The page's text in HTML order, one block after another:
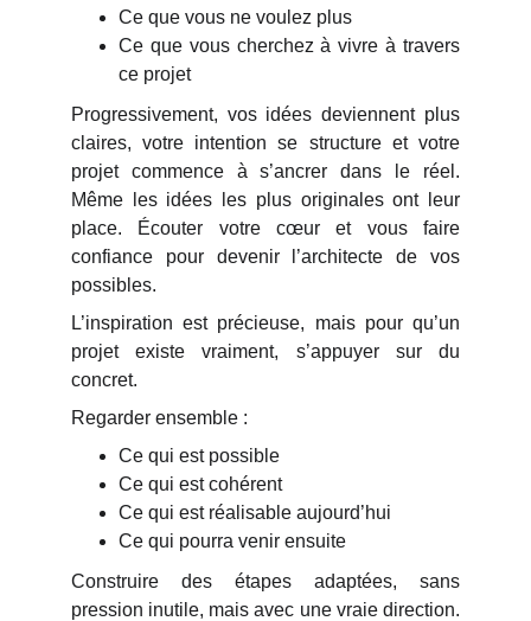
Ce que vous ne voulez plus
Ce que vous cherchez à vivre à travers
ce projet
Progressivement, vos idées deviennent plus
claires, votre intention se structure et votre
projet commence à s’ancrer dans le réel.
Même les idées les plus originales ont leur
place. Écouter votre cœur et vous faire
confiance pour devenir l’architecte de vos
possibles.
L’inspiration est précieuse, mais pour qu’un
projet existe vraiment, s’appuyer sur du
concret.
Regarder ensemble :
Ce qui est possible
Ce qui est cohérent
Ce qui est réalisable aujourd’hui
Ce qui pourra venir ensuite
Construire des étapes adaptées, sans
pression inutile, mais avec une vraie direction.